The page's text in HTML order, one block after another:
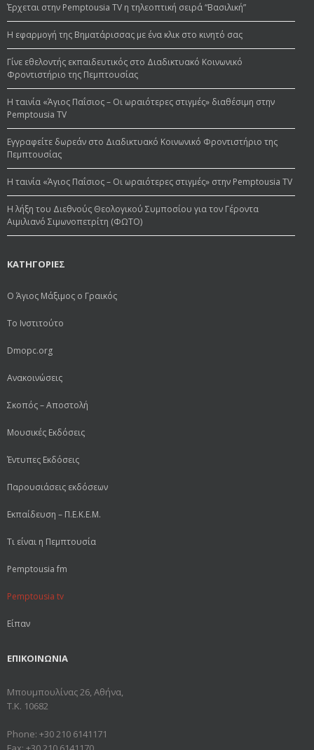
Έρχεται στην Pemptousia TV η τηλεοπτική σειρά “Βασιλική”
Η εφαρμογή της Βηματάρισσας με ένα κλικ στο κινητό σας
Γίνε εθελοντής εκπαιδευτικός στο Διαδικτυακό Κοινωνικό
Φροντιστήριο της Πεμπτουσίας
Η ταινία «Άγιος Παΐσιος – Οι ωραιότερες στιγμές» διαθέσιμη στην
Pemptousia TV
Εγγραφείτε δωρεάν στο Διαδικτυακό Κοινωνικό Φροντιστήριο της
Πεμπτουσίας
Η ταινία «Άγιος Παΐσιος – Οι ωραιότερες στιγμές» στην Pemptousia TV
Η λήξη του Διεθνούς Θεολογικού Συμποσίου για τον Γέροντα
Αιμιλιανό Σιμωνοπετρίτη (ΦΩΤΟ)
ΚΑΤΗΓΟΡΙΕΣ
Ο Άγιος Μάξιμος ο Γραικός
Το Ινστιτούτο
Dmopc.org
Ανακοινώσεις
Σκοπός – Αποστολή
Μουσικές Εκδόσεις
Έντυπες Εκδόσεις
Παρουσιάσεις εκδόσεων
Εκπαίδευση – Π.Ε.Κ.Ε.Μ.
Τι είναι η Πεμπτουσία
Pemptousia fm
Pemptousia tv
Είπαν
ΕΠΙΚΟΙΝΩΝΙΑ
Μπουμπουλίνας 26, Αθήνα,
Τ.Κ. 10682
Phone: +30 210 6141171